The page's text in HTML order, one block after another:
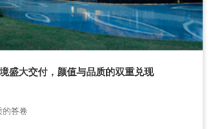
盛大交付，颜值与品质的双重兑现
的答卷